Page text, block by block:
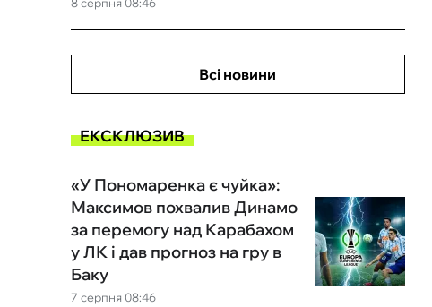
Всі новини
ЕКСКЛЮЗИВ
7 серпня 08:46
«У Пономаренка є чуйка»:
Максимов похвалив Динамо
за перемогу над Карабахом
у ЛК і дав прогноз на гру в
Баку